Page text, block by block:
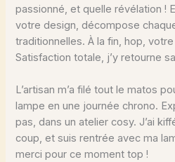
passionné, et quelle révélation !
votre design, décompose
traditionnelles. À la fin, hop,
Satisfaction totale, j’y retourne
L’artisan m’a filé tout le matos
lampe en une journée chrono.
pas, dans un atelier cosy. J’ai
coup, et suis rentrée avec ma
merci pour ce moment top !